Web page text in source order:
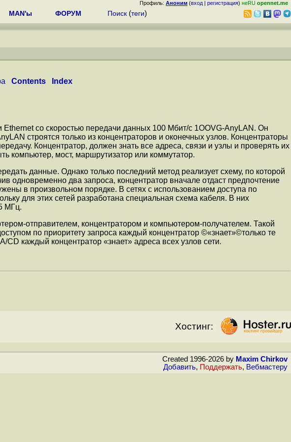
Профиль: Аноним (вход | регистрация) неRU opennet.me
MAN'ы ФОРУМ Поиск (теги)
Contents Index
Ethernet со скоростью передачи данных 100 Мбит/с 1OOVG-AnyLAN. Он
строятся только из концентраторов и оконечных узлов. Концентраторы
Концентратор, должен знать все адреса, связи и узлы и проверять их
компьютер, мост, маршрутизатор или коммутатор.
данные. Однако только последний метод реализует схему, по которой
одновременно два запроса, концентратор вначале отдаст предпочтение
в произвольном порядке. В сетях с использованием доступа по
для этих сетей разработана специальная схема кабеля. В них
МГц.
отправителем, концентратором и компьютером-получателем. Такой
по приоритету запроса каждый концентратор ©«знает»©только те
каждый концентратор «знает» адреса всех узлов сети.
Хостинг:
Created 1996-2026 by Maxim Chirkov
Добавить, Поддержать, Вебмастеру